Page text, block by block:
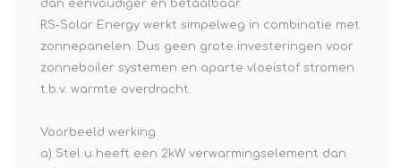
dan eenvoudiger en betaalbaar.
RS-Solar Energy werkt simpelweg in combinatie met
zonnepanelen. Dus geen grote investeringen voor
zonneboiler systemen en aparte vloeistof stromen
t.b.v. warmte overdracht.
Voorbeeld werking
a) Stel u heeft een 2kW verwarmingselement dan